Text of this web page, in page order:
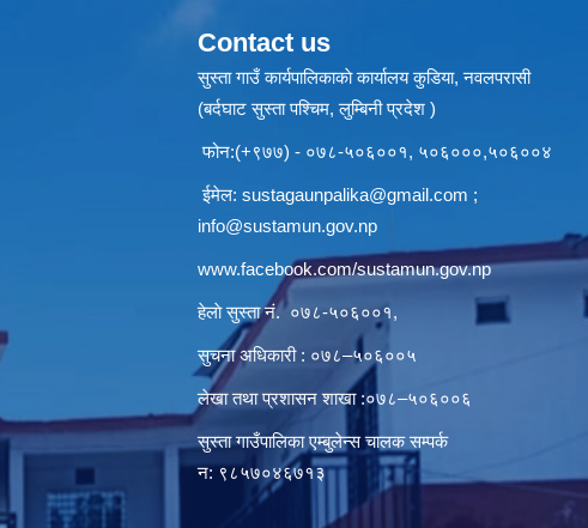
Contact us
सुस्ता गाउँ कार्यपालिकाकाे कार्यालय कुडिया, नवलपरासी
(बर्दघाट सुस्ता पश्चिम, लुम्बिनी प्रदेश )
फोन:(+९७७) - ०७८-५०६००१, ५०६०००,५०६००४
ईमेल: sustagaunpalika@gmail.com ;
info@sustamun.gov.np
www.facebook.com/sustamun.gov.np
हेलाे सुस्ता नं.०७८-५०६००१,
सुचना अधिकारी : ०७८–५०६००५
लेखा तथा प्रशासन शाखा :०७८–५०६००६
सुस्ता गाउँपालिका एम्बुलेन्स चालक सम्पर्क
न‌‍: ९८५७०४६७१३